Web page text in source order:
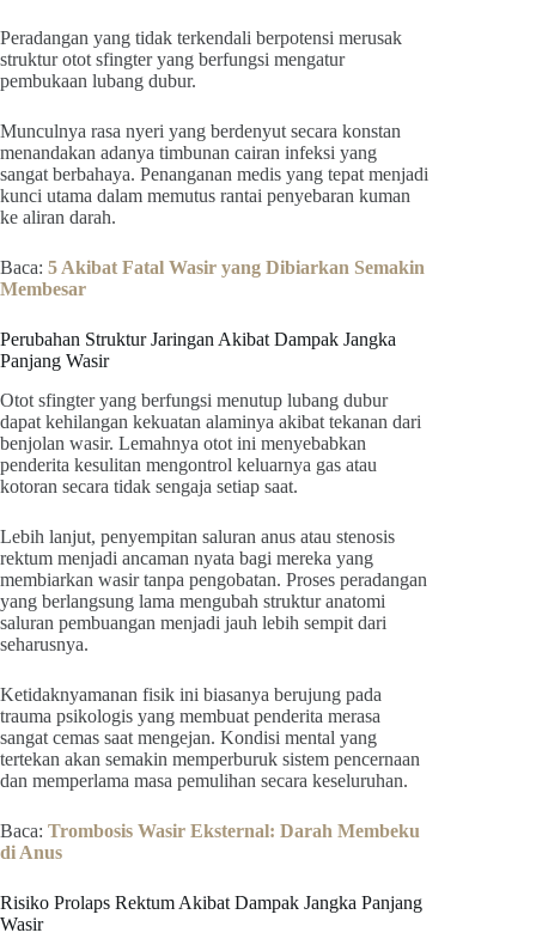
Peradangan yang tidak terkendali berpotensi merusak
struktur otot sfingter yang berfungsi mengatur
pembukaan lubang dubur.
Munculnya rasa nyeri yang berdenyut secara konstan
menandakan adanya timbunan cairan infeksi yang
sangat berbahaya. Penanganan medis yang tepat menjadi
kunci utama dalam memutus rantai penyebaran kuman
ke aliran darah.
Baca: 5 Akibat Fatal Wasir yang Dibiarkan Semakin
Membesar
Perubahan Struktur Jaringan Akibat Dampak Jangka
Panjang Wasir
Otot sfingter yang berfungsi menutup lubang dubur
dapat kehilangan kekuatan alaminya akibat tekanan dari
benjolan wasir. Lemahnya otot ini menyebabkan
penderita kesulitan mengontrol keluarnya gas atau
kotoran secara tidak sengaja setiap saat.
Lebih lanjut, penyempitan saluran anus atau stenosis
rektum menjadi ancaman nyata bagi mereka yang
membiarkan wasir tanpa pengobatan. Proses peradangan
yang berlangsung lama mengubah struktur anatomi
saluran pembuangan menjadi jauh lebih sempit dari
seharusnya.
Ketidaknyamanan fisik ini biasanya berujung pada
trauma psikologis yang membuat penderita merasa
sangat cemas saat mengejan. Kondisi mental yang
tertekan akan semakin memperburuk sistem pencernaan
dan memperlama masa pemulihan secara keseluruhan.
Baca: Trombosis Wasir Eksternal: Darah Membeku
di Anus
Risiko Prolaps Rektum Akibat Dampak Jangka Panjang
Wasir